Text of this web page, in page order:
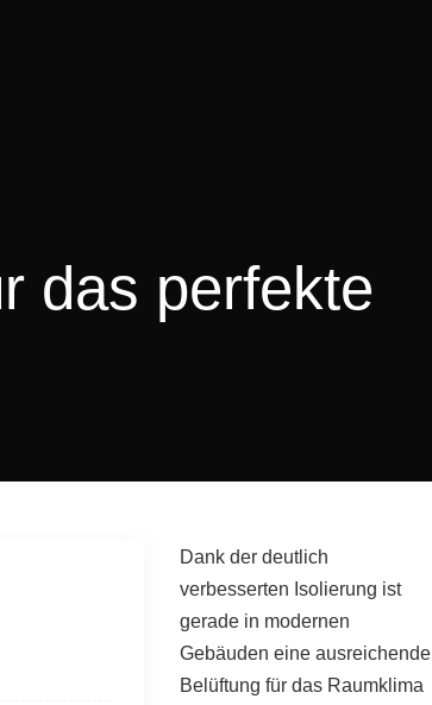
das perfekte
Dank der deutlich
verbesserten Isolierung ist
gerade in modernen
Gebäuden eine ausreichende
Belüftung für das Raumklima